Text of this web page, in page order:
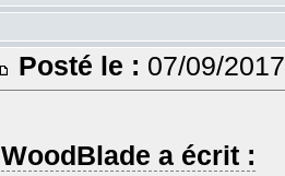
Posté le : 07/09/
WoodBlade a écrit :